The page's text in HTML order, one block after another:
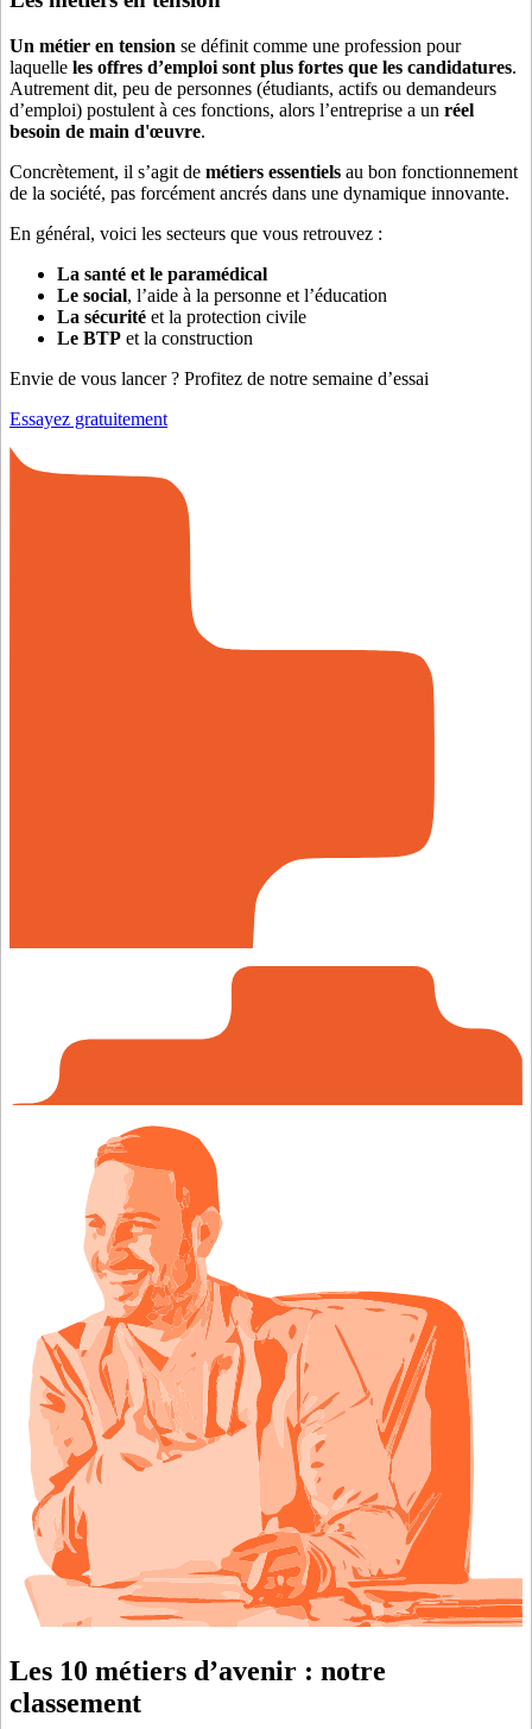
Un métier en tension se définit comme une profession pour
laquelle les offres d’emploi sont plus fortes que les candidatures.
Autrement dit, peu de personnes (étudiants, actifs ou demandeurs
d’emploi) postulent à ces fonctions, alors l’entreprise a un réel
besoin de main d'œuvre.
Concrètement, il s’agit de métiers essentiels au bon fonctionnement
de la société, pas forcément ancrés dans une dynamique innovante.
En général, voici les secteurs que vous retrouvez :
La santé et le paramédical
Le social, l’aide à la personne et l’éducation
La sécurité et la protection civile
Le BTP et la construction
Envie de vous lancer ? Profitez de notre semaine d’essai
Essayez gratuitement
Les 10 métiers d’avenir : notre
classement